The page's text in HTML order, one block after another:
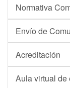
Normativa
Envío de
Acreditación
Aula virtual de